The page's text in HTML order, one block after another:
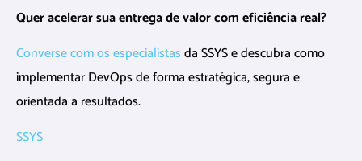
Quer acelerar sua entrega de valor com eficiência real?
Converse com os especialistasda SSYS e descubra como
implementar DevOps de forma estratégica, segura e
orientada a resultados.
SSYS